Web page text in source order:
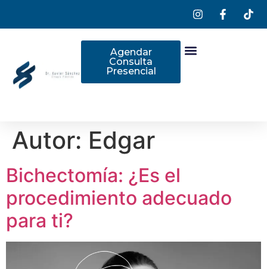
Agendar
Consulta
Presencial
Autor: Edgar
Bichectomía: ¿Es el
procedimiento adecuado
para ti?